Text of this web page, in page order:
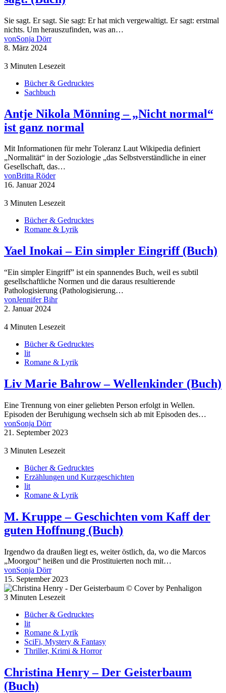
Sie sagt. Er sagt. Sie sagt: Er hat mich vergewaltigt. Er sagt: erstmal
nichts. Um herauszufinden, was an…
vonSonja Dörr
8. März 2024
3 Minuten Lesezeit
Bücher & Gedrucktes
Sachbuch
Antje Nikola Mönning – „Nicht normal“
ist ganz normal
Mit Informationen für mehr Toleranz Laut Wikipedia definiert
„Normalität“ in der Soziologie „das Selbstverständliche in einer
Gesellschaft, das…
vonBritta Röder
16. Januar 2024
3 Minuten Lesezeit
Bücher & Gedrucktes
Romane & Lyrik
Yael Inokai – Ein simpler Eingriff (Buch)
“Ein simpler Eingriff” ist ein spannendes Buch, weil es subtil
gesellschaftliche Normen und die daraus resultierende
Pathologisierung (Pathologisierung…
vonJennifer Bihr
2. Januar 2024
4 Minuten Lesezeit
Bücher & Gedrucktes
lit
Romane & Lyrik
Liv Marie Bahrow – Wellenkinder (Buch)
Eine Trennung von einer geliebten Person erfolgt in Wellen.
Episoden der Beruhigung wechseln sich ab mit Episoden des…
vonSonja Dörr
21. September 2023
3 Minuten Lesezeit
Bücher & Gedrucktes
Erzählungen und Kurzgeschichten
lit
Romane & Lyrik
M. Kruppe – Geschichten vom Kaff der
guten Hoffnung (Buch)
Irgendwo da draußen liegt es, weiter östlich, da, wo die Marcos
„Moorgou“ heißen und die Prostituierten noch mit…
vonSonja Dörr
15. September 2023
3 Minuten Lesezeit
Bücher & Gedrucktes
lit
Romane & Lyrik
SciFi, Mystery & Fantasy
Thriller, Krimi & Horror
Christina Henry – Der Geisterbaum
(Buch)